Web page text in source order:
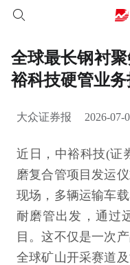
全球最长钢衬
裕科技硬管业
大众证券报 2026-07-
近日，中裕科技(证
磨复合管项目发运
现场，多辆运输车
耐磨管出发，通过
目。这不仅是一次
全球矿山开采赛道